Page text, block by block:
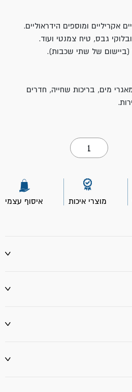
אקריליים ומוספים הידראוליים.
גבס, טיח צמנטי ועוד.
מים, בריכות שחייה, חדרים
כמות
של
איטומט
ק"ג
מוצרי איכות איסוף עצמי